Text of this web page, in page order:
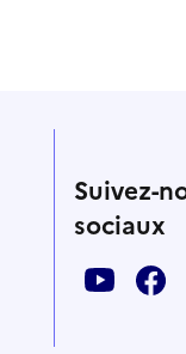
Suivez-
sociaux